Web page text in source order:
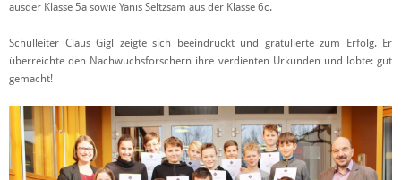
ausder Klasse 5a sowie Yanis Seltzsam aus der Klasse 6c.
Schulleiter Claus Gigl zeigte sich beeindruckt und gratulierte zum Erfolg. Er
überreichte den Nachwuchsforschern ihre verdienten Urkunden und lobte: gut
gemacht!